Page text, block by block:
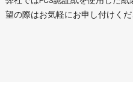
望の際はお気軽にお申し付けくだ